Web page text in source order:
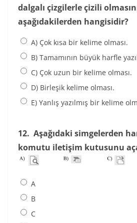
dalgalı çizgilerle çizili
aşağıdakilerden hangisidir?
A) Çok kısa bir kelime olması.
B) Tamamının büyük harfle
C) Çok uzun bir kelime olması.
D) Birleşik kelime olması.
E) Yanlış yazılmış bir kelime
12. Aşağıdaki simgelerden
komutu iletişim kutusunu
A
B
C